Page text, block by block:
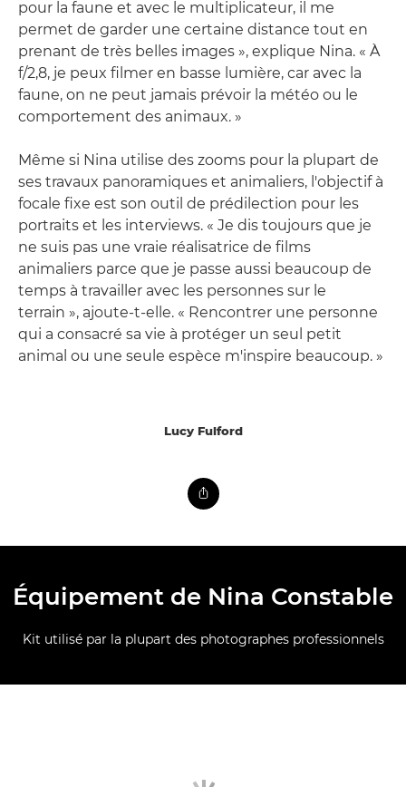
pour la faune et avec le multiplicateur, il me
permet de garder une certaine distance tout en
prenant de très belles images », explique Nina. « À
f/2,8, je peux filmer en basse lumière, car avec la
faune, on ne peut jamais prévoir la météo ou le
comportement des animaux. »
Même si Nina utilise des zooms pour la plupart de
ses travaux panoramiques et animaliers, l'objectif à
focale fixe est son outil de prédilection pour les
portraits et les interviews. « Je dis toujours que je
ne suis pas une vraie réalisatrice de films
animaliers parce que je passe aussi beaucoup de
temps à travailler avec les personnes sur le
terrain », ajoute-t-elle. « Rencontrer une personne
qui a consacré sa vie à protéger un seul petit
animal ou une seule espèce m'inspire beaucoup. »
Lucy Fulford
Équipement de Nina Constable
Kit utilisé par la plupart des photographes professionnels